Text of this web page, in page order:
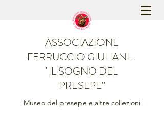
ASSOCIAZIONE
FERRUCCIO GIULIANI -
"IL SOGNO DEL
PRESEPE"
Museo del presepe e altre collezioni